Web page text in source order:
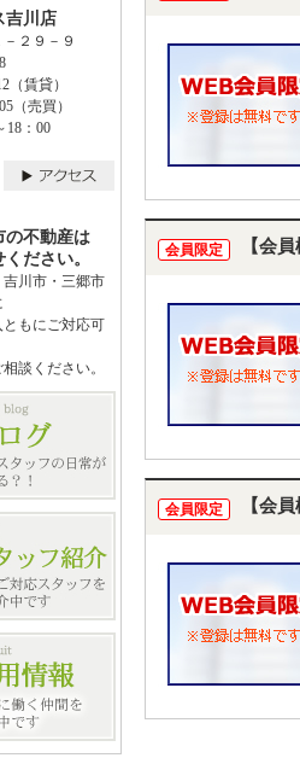
会員限定 【会
会員限定 【会
吉川店
２９－９
（賃貸）
売買）
18：00
の不動産は
ださい。
川市・三郷市
もにご対応可
談ください。